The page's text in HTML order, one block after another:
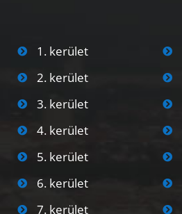
1. kerület
2. kerület
3. kerület
4. kerület
5. kerület
6. kerület
7. kerület